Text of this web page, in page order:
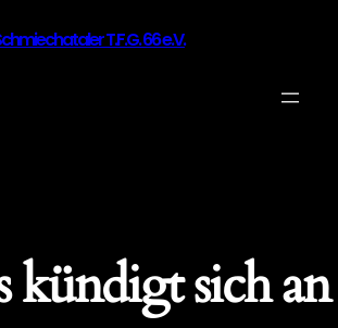
T.F.G. 66 e.V.
kündigt sich an